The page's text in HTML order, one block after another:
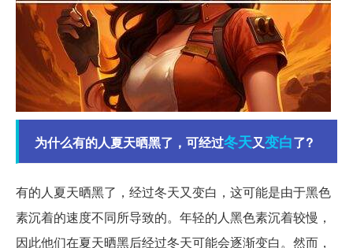
为什么有的人夏天晒黑了，可经过冬天又变白了?
有的人夏天晒黑了，经过冬天又变白，这可能是由于黑色
素沉着的速度不同所导致的。年轻的人黑色素沉着较慢，
因此他们在夏天晒黑后经过冬天可能会逐渐变白。然而，